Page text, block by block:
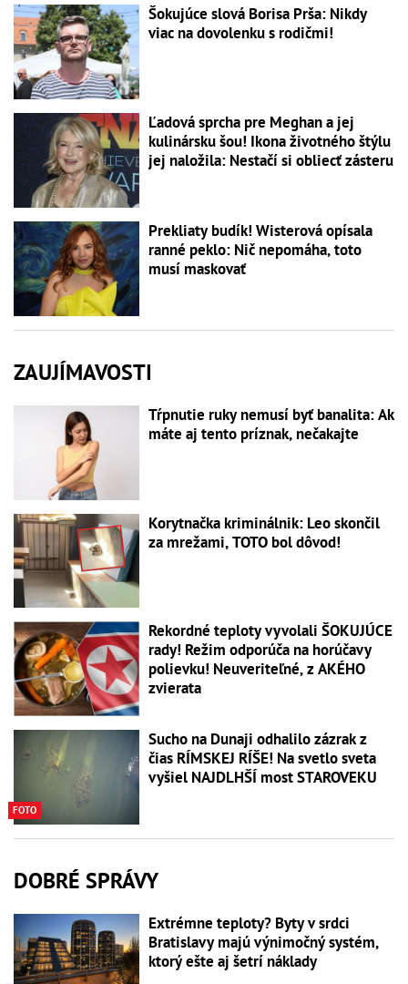
Šokujúce slová Borisa Prša: Nikdy
viac na dovolenku s rodičmi!
Ľadová sprcha pre Meghan a jej
kulinársku šou! Ikona životného štýlu
jej naložila: Nestačí si obliecť zásteru
Prekliaty budík! Wisterová opísala
ranné peklo: Nič nepomáha, toto
musí maskovať
ZAUJÍMAVOSTI
Tŕpnutie ruky nemusí byť banalita: Ak
máte aj tento príznak, nečakajte
Korytnačka kriminálnik: Leo skončil
za mrežami, TOTO bol dôvod!
Rekordné teploty vyvolali ŠOKUJÚCE
rady! Režim odporúča na horúčavy
polievku! Neuveriteľné, z AKÉHO
zvierata
FOTO
Sucho na Dunaji odhalilo zázrak z
čias RÍMSKEJ RÍŠE! Na svetlo sveta
vyšiel NAJDLHŠÍ most STAROVEKU
DOBRÉ SPRÁVY
Extrémne teploty? Byty v srdci
Bratislavy majú výnimočný systém,
ktorý ešte aj šetrí náklady